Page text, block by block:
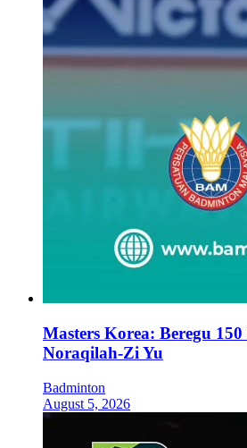
Masters Korea: Beregu
Noraqilah-Zi Yu
Badminton
August 5, 2026